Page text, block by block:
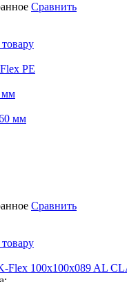
Сравнить
PE
мм
мм
Сравнить
Flex 100x100x089 AL